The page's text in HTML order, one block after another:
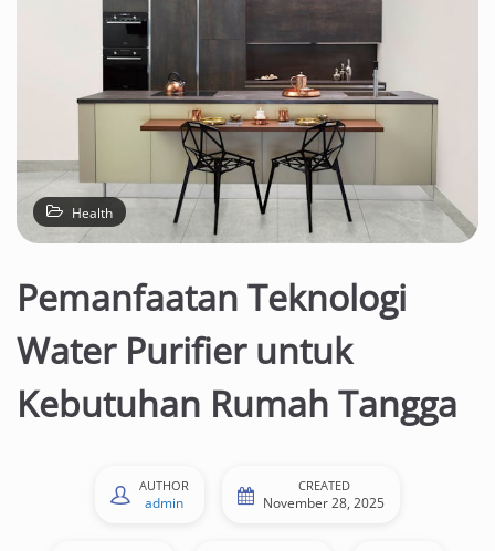
Health
Pemanfaatan Teknologi
Water Purifier untuk
Kebutuhan Rumah Tangga
AUTHOR
admin
CREATED
November 28, 2025